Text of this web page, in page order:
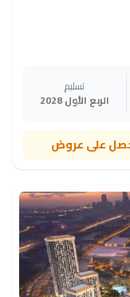
تسليم
الربع الأول 2028
على عروض